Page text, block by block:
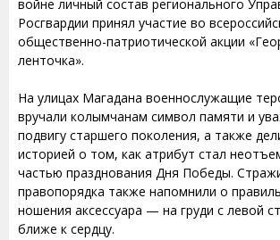
войне личный состав регионального
Росгвардии принял участие во
общественно-патриотической акции
ленточка».
На улицах Магадана военнослужащие
вручали колымчанам символ памяти и
подвигу старшего поколения, а также
историей о том, как атрибут стал
частью празднования Дня Победы.
правопорядка также напомнили о
ношения аксессуара — на груди с левой
ближе к сердцу.